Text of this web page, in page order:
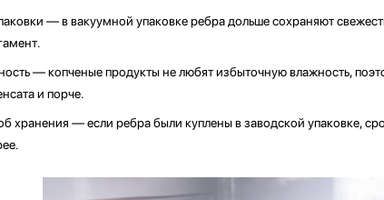
— в вакуумной упаковке ребра дольше сохраняют
— копченые продукты не любят избыточную влажность,
и порче.
хранения — если ребра были куплены в заводской упаковке,